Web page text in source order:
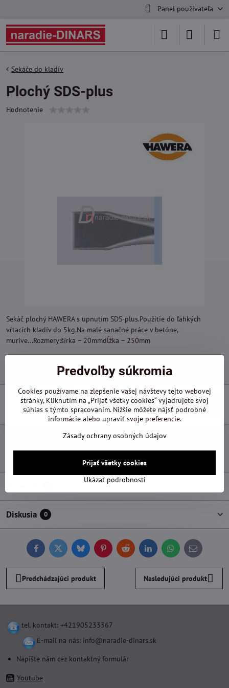
Panel používateľa
Sekáče do kladív
Plochý SDS-plus
Hodnotenie
Sekáč plochý HAWERA s upnutím SDS-plus.Použitie do ľahkých
vŕtacích kladív do 5kg.Na malé sanačné práce v betóne,
murive...Rozmery:šírka – 20mmdĺžka – 250mm
Do košíka
Pridať k Obľúbeným Otázka k produktu
Diskusia 0
FacebookTwitterBlueskyPinterestReddit LinkedInWhatsApp
E-
mail
Predchádzajúci produkt Nasledujúci produkt
tel. kontakt: +421905233367
E-mail na nás: info@naradie-dinars.sk
Napíšte nám cez kontaktný formulár
Youtube
Predvoľby súkromia
Cookies používame na zlepšenie vašej návštevy tejto webovej
stránky, Kliknutím na „Prijať všetky cookies“ vyjadrujete svoj
súhlas s týmto spracovaním. Nižšie môžete nájsť podrobné
informácie alebo upraviť svoje preferencie.
Zásady ochrany osobných údajov
Ukázať podrobnosti
Prijať všetky cookies